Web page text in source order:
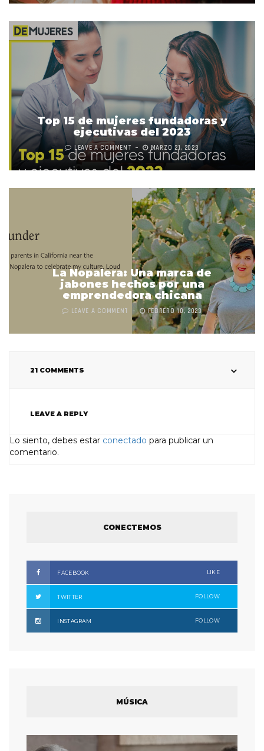
Top 15 de mujeres fundadoras y
ejecutivas del 2023
LEAVE A COMMENT MARZO 21, 2023
La Nopalera: Una marca de
jabones hechos por una
emprendedora chicana
LEAVE A COMMENT FEBRERO 10, 2023
21 COMMENTS
LEAVE A REPLY
Lo siento, debes estar conectado para publicar un
comentario.
CONECTEMOS
FACEBOOK LIKE
TWITTER FOLLOW
INSTAGRAM FOLLOW
MÚSICA